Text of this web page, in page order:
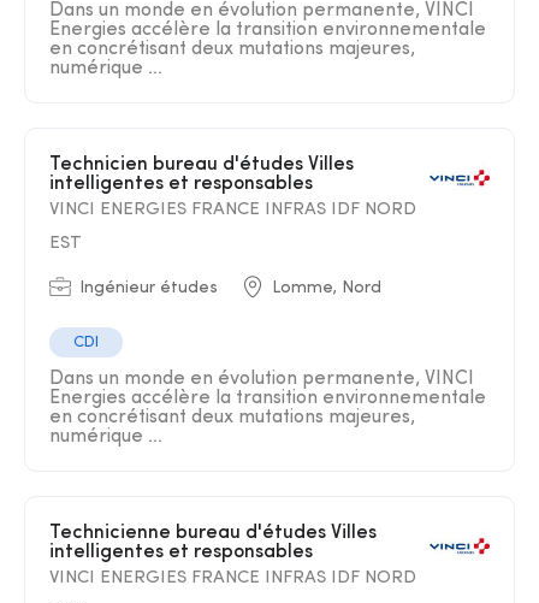
Dans un monde en évolution permanente, VINCI
Energies accélère la transition environnementale
en concrétisant deux mutations majeures,
numérique ...
intelligentes et responsables
VINCI ENERGIES FRANCE INFRAS IDF NORD
EST
Ingénieur études Lomme, Nord
CDI
Dans un monde en évolution permanente, VINCI
Energies accélère la transition environnementale
en concrétisant deux mutations majeures,
numérique ...
intelligentes et responsables
VINCI ENERGIES FRANCE INFRAS IDF NORD